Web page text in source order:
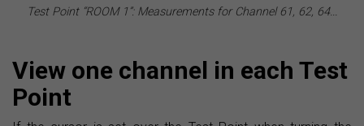
Test Point “ROOM 1”: Measurements for Channel 61, 62, 64...
View one channel in each Test
Point